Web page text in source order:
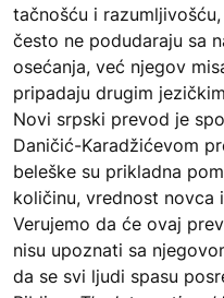
tačnošću i
često ne podudaraju sa
osećanja, već njegov
pripadaju drugim
Novi srpski prevod je
Daničić-Karadžićevom
beleške su prikladna
količinu, vrednost novca
Verujemo da će ovaj
nisu upoznati sa
da se svi ljudi spasu